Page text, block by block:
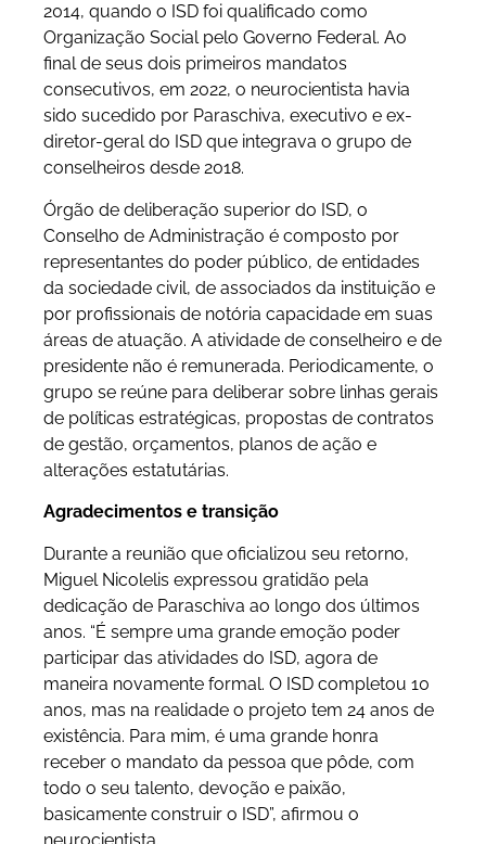
2014, quando o ISD foi qualificado como
Organização Social pelo Governo Federal. Ao
final de seus dois primeiros mandatos
consecutivos, em 2022, o neurocientista havia
sido sucedido por Paraschiva, executivo e ex-
diretor-geral do ISD que integrava o grupo de
conselheiros desde 2018.
Órgão de deliberação superior do ISD, o
Conselho de Administração é composto por
representantes do poder público, de entidades
da sociedade civil, de associados da instituição e
por profissionais de notória capacidade em suas
áreas de atuação. A atividade de conselheiro e de
presidente não é remunerada. Periodicamente, o
grupo se reúne para deliberar sobre linhas gerais
de políticas estratégicas, propostas de contratos
de gestão, orçamentos, planos de ação e
alterações estatutárias.
Agradecimentos e transição
Durante a reunião que oficializou seu retorno,
Miguel Nicolelis expressou gratidão pela
dedicação de Paraschiva ao longo dos últimos
anos. “É sempre uma grande emoção poder
participar das atividades do ISD, agora de
maneira novamente formal. O ISD completou 10
anos, mas na realidade o projeto tem 24 anos de
existência. Para mim, é uma grande honra
receber o mandato da pessoa que pôde, com
todo o seu talento, devoção e paixão,
basicamente construir o ISD”, afirmou o
neurocientista.